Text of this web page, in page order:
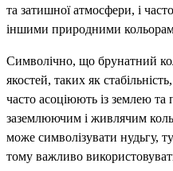
та затишної атмосфери, і
іншими природними
Символічно, що брунатний
якостей, таких як
часто асоціюють із землею
заземлюючим і живлячим
може символізувати нудьгу,
тому важливо